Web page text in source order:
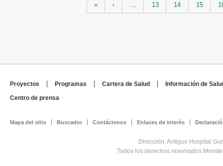
« ‹ 13 14 15
Proyectos Programas Cartera de Salud
Información de
Centro de prensa
Mapa del sitio Buscador Contáctenos Enlaces de interés
Dirección: Antiguo Hospital
Todos los derechos reservados